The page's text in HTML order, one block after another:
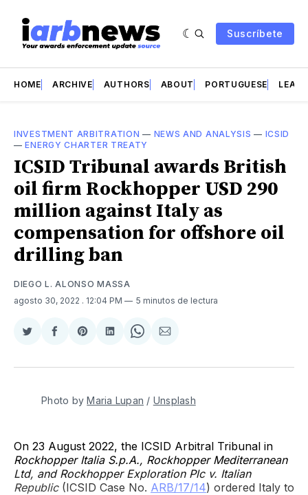
Suscríbete
HOME ARCHIVE AUTHORS ABOUT PORTUGUESE LEAD
INVESTMENT ARBITRATION — NEWS AND ANALYSIS — ICSID
—ENERGY CHARTER TREATY
ICSID Tribunal awards British
oil firm Rockhopper USD 290
million against Italy as
compensation for offshore oil
drilling ban
DIEGO L. ALONSO MASSA
agosto 30, 2022 . 12:04 PM 5 minutos de lectura
Compartir
Twitter
Compartir
Facebook
Share
Pinterest
Compartir
LinkedIn
Share
WhatsApp
Compartir
Email
Photo byMaria Lupan / Unsplash
On 23 August 2022, the ICSID Arbitral Tribunal in
Rockhopper Italia S.p.A., Rockhopper Mediterranean
Ltd, and Rockhopper Exploration Plc v. Italian
Republic (ICSID Case No. ARB/17/14) ordered Italy to